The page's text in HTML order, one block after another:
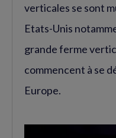
verticales se sont
Etats-Unis
grande ferme
commencent à se
Europe.